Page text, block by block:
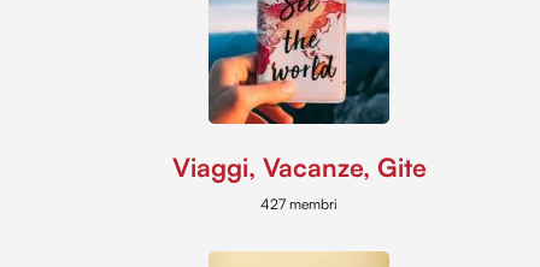
Viaggi, Vacanze, Gite
427 membri